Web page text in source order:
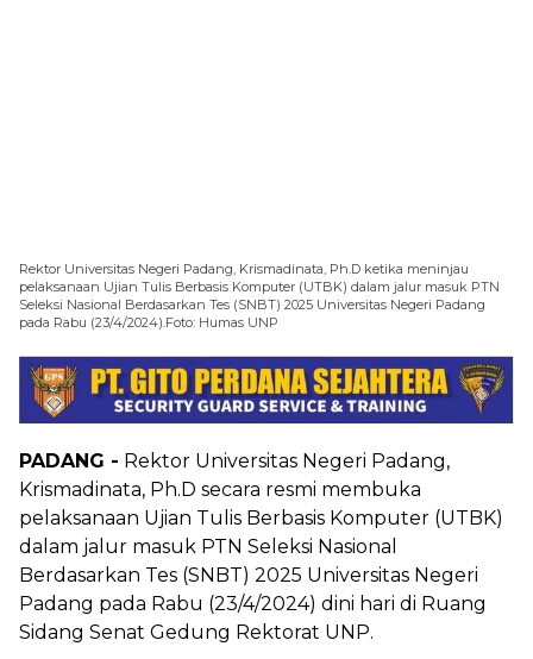
Rektor Universitas Negeri Padang, Krismadinata, Ph.D ketika meninjau
pelaksanaan Ujian Tulis Berbasis Komputer (UTBK) dalam jalur masuk PTN
Seleksi Nasional Berdasarkan Tes (SNBT) 2025 Universitas Negeri Padang
pada Rabu (23/4/2024).Foto: Humas UNP
PADANG - Rektor Universitas Negeri Padang,
Krismadinata, Ph.D secara resmi membuka
pelaksanaan Ujian Tulis Berbasis Komputer (UTBK)
dalam jalur masuk PTN Seleksi Nasional
Berdasarkan Tes (SNBT) 2025 Universitas Negeri
Padang pada Rabu (23/4/2024) dini hari di Ruang
Sidang Senat Gedung Rektorat UNP.